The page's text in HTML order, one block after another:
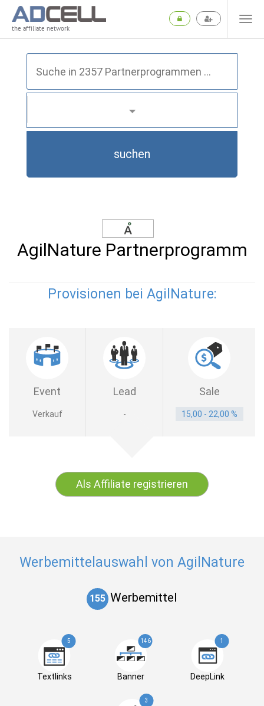
the affiliate network
suchen
AgilNature Partnerprogramm
Provisionen bei AgilNature:
Event Lead Sale
Verkauf - 15,00 - 22,00 %
Als Affiliate registrieren
Werbemittelauswahl von AgilNature
155 Werbemittel
5
Textlinks
146
Banner
1
DeepLink
3